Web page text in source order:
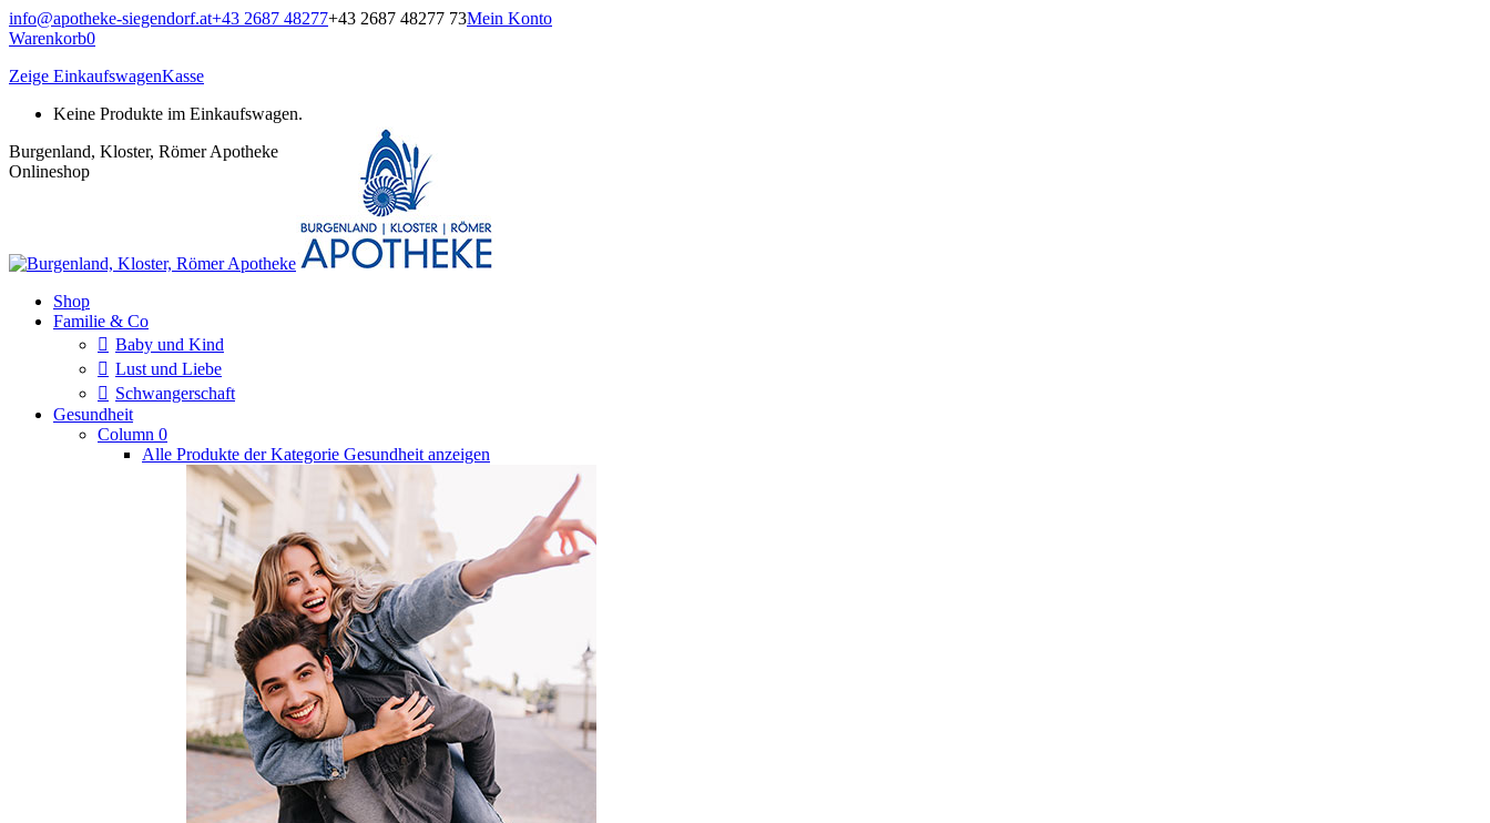
Zum
Inhalt
info@apotheke-siegendorf.at+43 2687 48277+43 2687 48277 73Mein Konto
Warenkorb0
Zeige EinkaufswagenKasse
Keine Produkte im Einkaufswagen.
Burgenland, Kloster, Römer Apotheke
Onlineshop
Shop
Familie & Co
Baby und Kind
Lust und Liebe
Schwangerschaft
Gesundheit
Column 0
Alle Produkte der Kategorie Gesundheit anzeigen